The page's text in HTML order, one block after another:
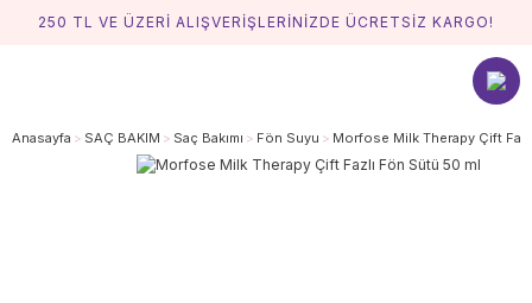
250 TL VE ÜZERİ ALIŞVERİŞLERİNİZDE ÜCRETSİZ KARGO!
Anasayfa SAÇ BAKIM Saç Bakımı Fön Suyu Morfose Milk Therapy Çift